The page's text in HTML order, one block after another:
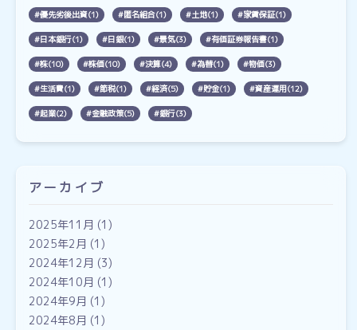
優先劣後出資(1) 匿名組合(1) 土地(1) 家賃保証(1)
日本銀行(1) 日銀(1) 景気(3) 有価証券報告書(1)
株(10) 株価(10) 決算(4) 為替(1) 物価(3)
生活費(1) 節税(1) 経済(5) 貯金(1) 資産運用(12)
起業(2) 金融政策(5) 銀行(3)
アーカイブ
2025年11月 (1)
2025年2月 (1)
2024年12月 (3)
2024年10月 (1)
2024年9月 (1)
2024年8月 (1)